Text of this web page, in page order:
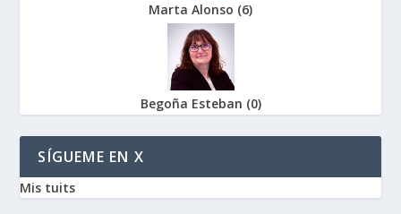
Marta Alonso (6)
Begoña Esteban (0)
SÍGUEME EN X
Mis tuits